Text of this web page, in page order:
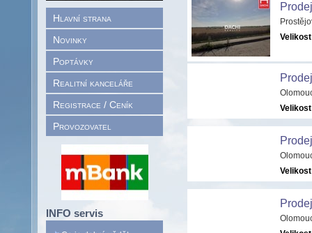
Hlavní strana
Novinky
Poptávky
Realitní kanceláře
Registrace / Ceník
Provozovatel
INFO servis